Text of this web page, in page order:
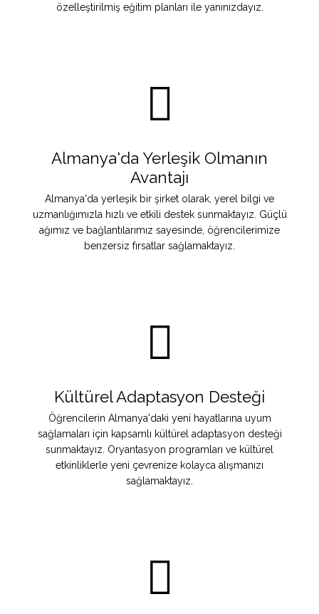
özelleştirilmiş eğitim planları ile yanınızdayız.
Almanya'da Yerleşik Olmanın
Avantajı
Almanya'da yerleşik bir şirket olarak, yerel bilgi ve
uzmanlığımızla hızlı ve etkili destek sunmaktayız. Güçlü
ağımız ve bağlantılarımız sayesinde, öğrencilerimize
benzersiz fırsatlar sağlamaktayız.
Kültürel Adaptasyon Desteği
Öğrencilerin Almanya'daki yeni hayatlarına uyum
sağlamaları için kapsamlı kültürel adaptasyon desteği
sunmaktayız. Oryantasyon programları ve kültürel
etkinliklerle yeni çevrenize kolayca alışmanızı
sağlamaktayız.